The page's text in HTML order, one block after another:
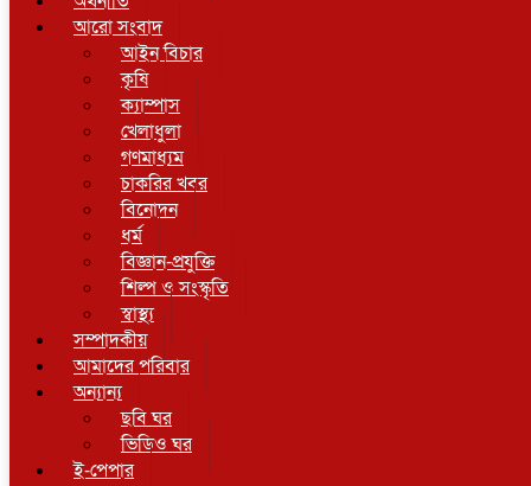
আরো সংবাদ
আইন বিচার
কৃষি
ক্যাম্পাস
খেলাধুলা
গণমাধ্যম
চাকরির খবর
বিনোদন
ধর্ম
বিজ্ঞান-প্রযুক্তি
শিল্প ও সংস্কৃতি
স্বাস্থ্য
সম্পাদকীয়
আমাদের পরিবার
অন্যান্য
ছবি ঘর
ভিডিও ঘর
ই-পেপার